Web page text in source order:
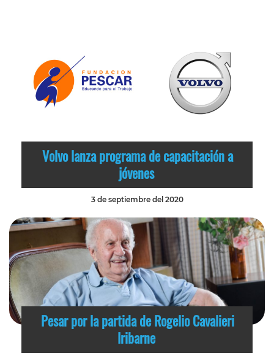
Volvo lanza programa de capacitación a
jóvenes
3 de septiembre del 2020
Pesar por la partida de Rogelio Cavalieri
Iribarne